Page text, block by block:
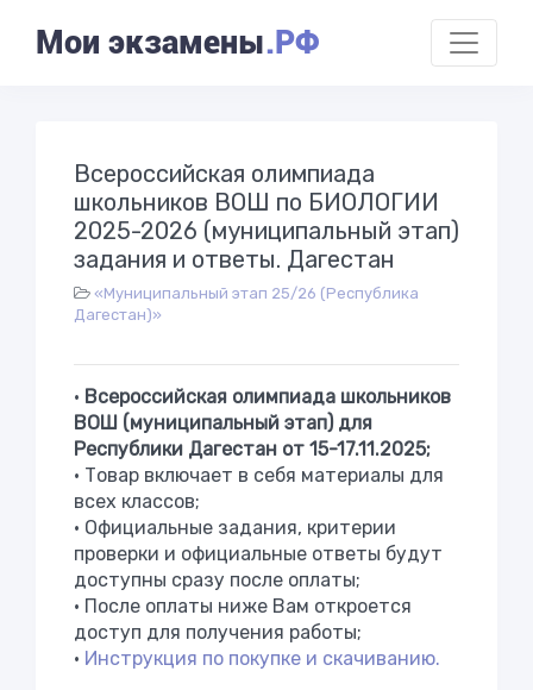
Мои экзамены.РФ
Всероссийская олимпиада
школьников ВОШ по БИОЛОГИИ
2025-2026 (муниципальный этап)
задания и ответы. Дагестан
«Муниципальный этап 25/26 (Республика
Дагестан)»
• Всероссийская олимпиада школьников
ВОШ (муниципальный этап) для
Республики Дагестан от 15-17.11.2025;
• Товар включает в себя материалы для
всех классов;
• Официальные задания, критерии
проверки и официальные ответы будут
доступны сразу после оплаты;
• После оплаты ниже Вам откроется
доступ для получения работы;
• Инструкция по покупке и скачиванию.